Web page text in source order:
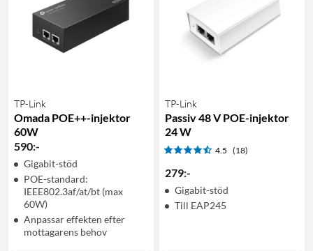
TP-Link
Omada POE++-injektor
60W
590:-
Gigabit-stöd
POE-standard:
IEEE802.3af/at/bt (max
60W)
Anpassar effekten efter
mottagarens behov
TP-Link
Passiv 48 V POE-injektor
24 W
4.5 (18)
279:-
Gigabit-stöd
Till EAP245